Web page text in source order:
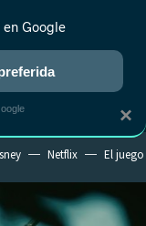
NUEVO
RANKINGS CINE
Netflix El
×
Google